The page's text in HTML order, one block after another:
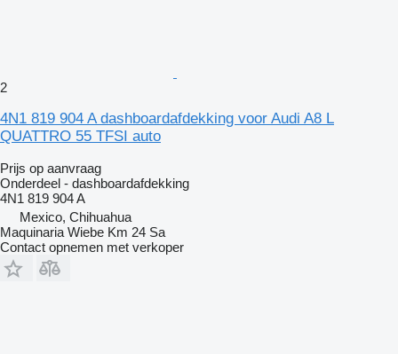
2
4N1 819 904 A dashboardafdekking voor Audi A8 L
QUATTRO 55 TFSI auto
Prijs op aanvraag
Onderdeel - dashboardafdekking
4N1 819 904 A
Mexico, Chihuahua
Maquinaria Wiebe Km 24 Sa
Contact opnemen met verkoper